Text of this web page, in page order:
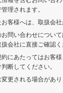
理されます。
客様へは、取扱会社
問い合わせについ
会社に直接ご確認く
にあたってはお客
断してください。
更される場合があ